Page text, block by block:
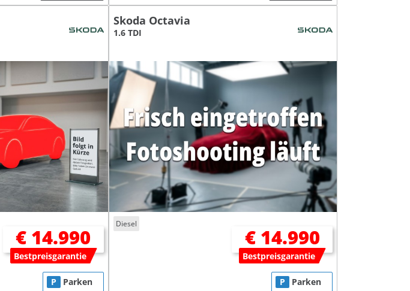
€ 14.990
Bestpreisgarantie
P Parken
Skoda Octavia
1.6 TDI
Diesel
€ 14.990
Bestpreisgarantie
P Parken